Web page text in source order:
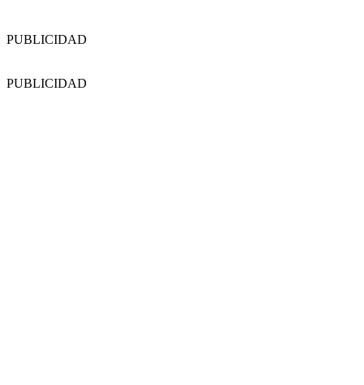
PUBLICIDAD
PUBLICIDAD